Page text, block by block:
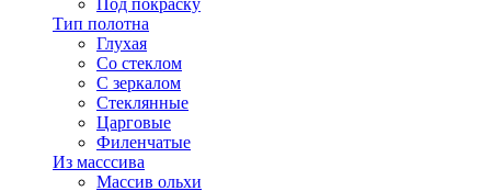
Под покраску
Тип полотна
Глухая
Со стеклом
С зеркалом
Стеклянные
Царговые
Филенчатые
Из масссива
Массив ольхи